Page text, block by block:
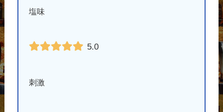
塩味
5.0
刺激